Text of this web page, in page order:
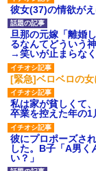
彼女(37)の情欲が
旦那の元嫁「離婚
るなんてどういう
→笑いが止まらな
[緊急]ベロベロの
私は家が貧しくて
卒業を控えた年の1
彼にプロポーズさ
した。B子「A男く
い？」